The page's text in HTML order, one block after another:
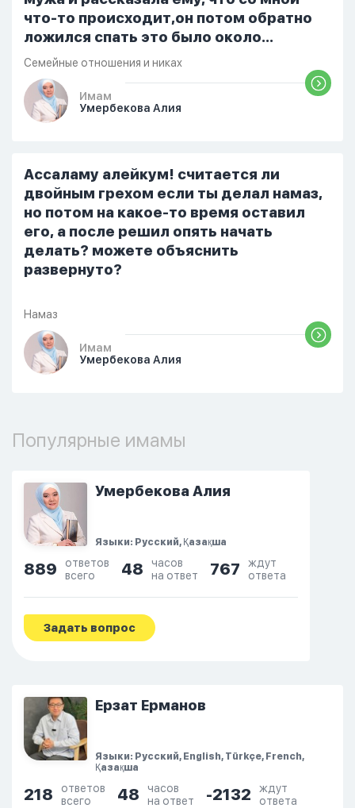
что-то происходит,он потом обратно
ложился спать это было около
одиннадцати вечера. Но я снова
разбудила его, сказав, что мне плохо.
Он ответил: «Я живу с больными». Мне
стало очень обидно, и я решила
проснулся и спросил, что случилось. И
я рассказала о своих проблемах. Затем
я сказала ему:...
Семейные отношения и никах
Имам
Умербекова Алия
Ассаламу алейкум! считается ли
двойным грехом если ты делал намаз,
но потом на какое-то время оставил
его, а после решил опять начать
делать? можете объяснить
развернуто?
Намаз
Имам
Умербекова Алия
Популярные имамы
Умербекова Алия
Языки: Русский, Қазақша
889
ответов
всего
48
часов
на ответ
767
ждут
ответа
Задать вопрос
Ерзат Ерманов
Языки: Русский, English, Türkçe, French,
Қазақша
218
ответов
всего
48
часов
на ответ
-2132
ждут
ответа